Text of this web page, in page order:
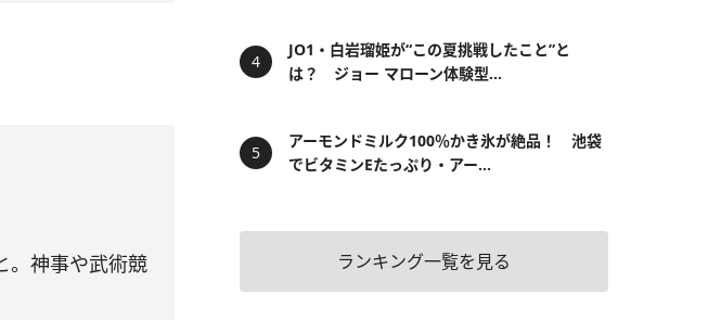
。神事や武術競
JO1・白岩瑠姫が“この夏挑戦したこと”と
は？ ジョー マローン体験型...
アーモンドミルク100％かき氷が絶品！ 池袋
でビタミンEたっぷり・アー...
ランキング一覧を見る